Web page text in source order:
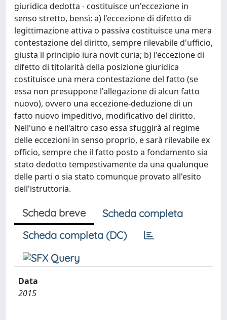
giuridica dedotta - costituisce un'eccezione in
senso stretto, bensì: a) l'eccezione di difetto di
legittimazione attiva o passiva costituisce una mera
contestazione del diritto, sempre rilevabile d'ufficio,
giusta il principio iura novit curia; b) l'eccezione di
difetto di titolarità della posizione giuridica
costituisce una mera contestazione del fatto (se
essa non presuppone l'allegazione di alcun fatto
nuovo), ovvero una eccezione-deduzione di un
fatto nuovo impeditivo, modificativo del diritto.
Nell'uno e nell'altro caso essa sfuggirà al regime
delle eccezioni in senso proprio, e sarà rilevabile ex
officio, sempre che il fatto posto a fondamento sia
stato dedotto tempestivamente da una qualunque
delle parti o sia stato comunque provato all'esito
dell'istruttoria.
Scheda breve
Scheda completa
Scheda completa (DC)
Data
2015